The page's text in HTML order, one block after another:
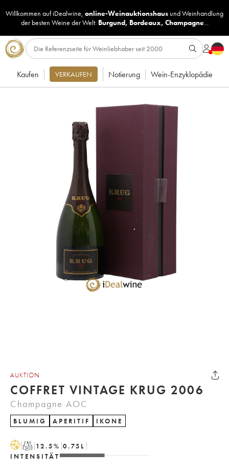
Willkommen auf iDealwine, online-Weinauktionshaus undWeinhandlung
der besten Weine der Welt: Burgund, Bordeaux, Champagne...
Kaufen VERKAUFEN Notierung Wein-Enzyklopädie
AUKTION
COFFRET VINTAGE KRUG 2006
Champagne AOC
BLUMIG APERITIF IKONE
HT 12.5% 0.75 L
INTENSITÄT